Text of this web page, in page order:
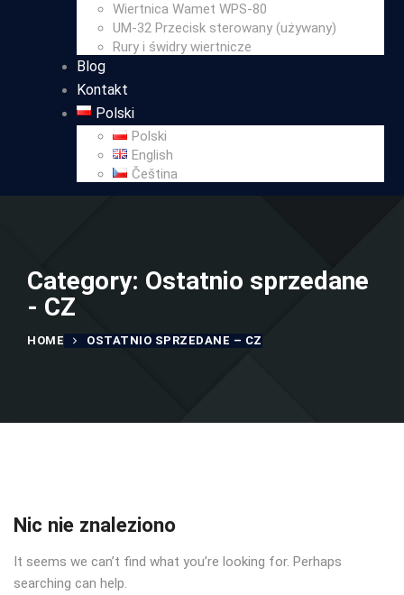
Wiertnica Wamet WPS-80
UM-32 Przecisk sterowany (używany)
Rury i świdry wiertnicze
Blog
Kontakt
Polski
Polski
English
Čeština
Category: Ostatnio sprzedane
- CZ
HOME OSTATNIO SPRZEDANE – CZ
Nic nie znaleziono
It seems we can’t find what you’re looking for. Perhaps
searching can help.